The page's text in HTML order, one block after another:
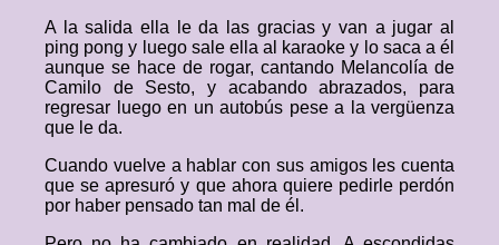
A la salida ella le da las gracias y van a jugar al
ping pong y luego sale ella al karaoke y lo saca a él
aunque se hace de rogar, cantando Melancolía de
Camilo de Sesto, y acabando abrazados, para
regresar luego en un autobús pese a la vergüenza
que le da.
Cuando vuelve a hablar con sus amigos les cuenta
que se apresuró y que ahora quiere pedirle perdón
por haber pensado tan mal de él.